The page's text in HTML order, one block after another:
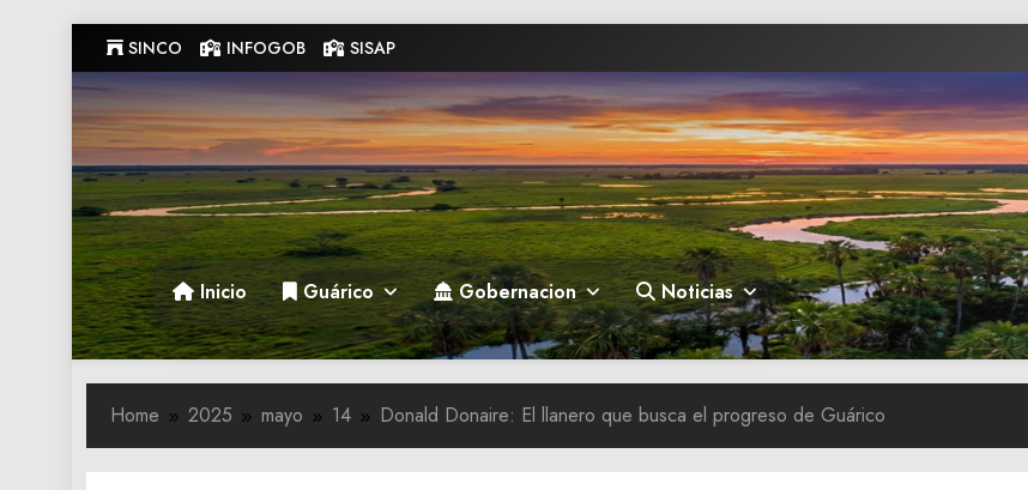
to
content
SINCO INFOGOB SISAP
Gobernacion de Guarico
Gobernacion de Guarico
Inicio Guárico Gobernacion Noticias
Home 2025 mayo 14 Donald Donaire: El llanero que busca el progreso de Guárico